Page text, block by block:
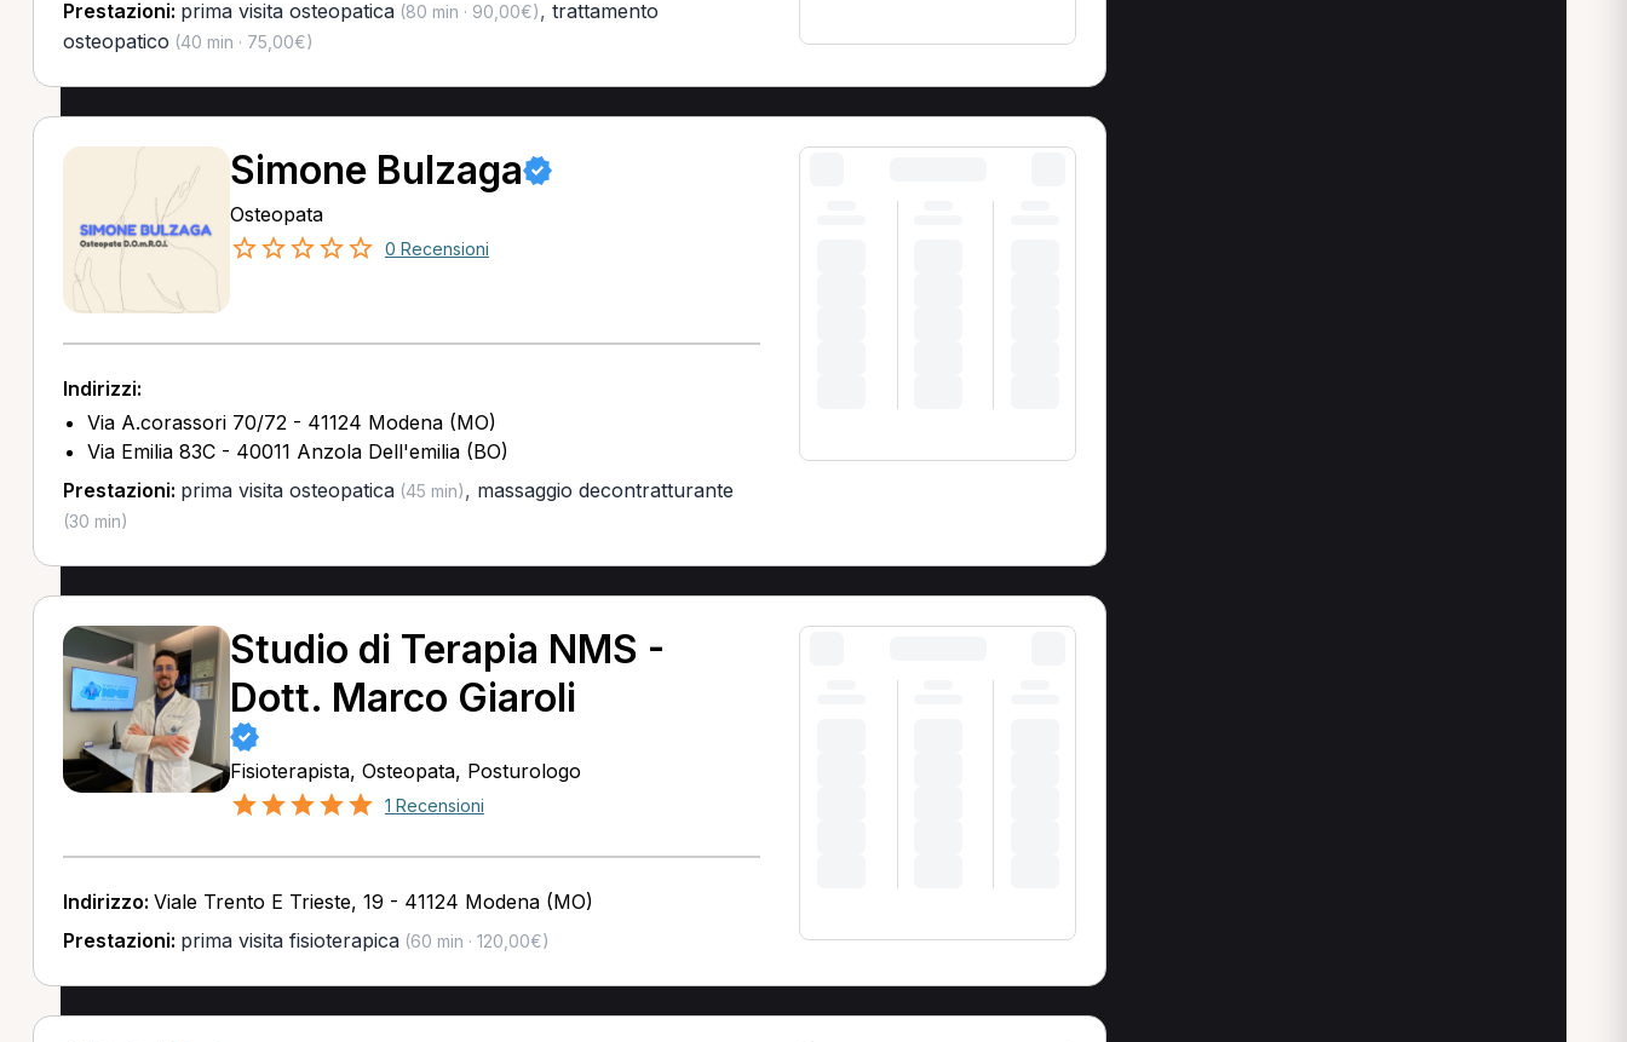
Prestazioni: prima visita osteopatica(80 min · 90,00€), trattamento
osteopatico (40 min · 75,00€)
Simone Bulzaga
Osteopata
0 Recensioni
Indirizzi:
Via A.corassori 70/72 - 41124 Modena (MO)
Via Emilia 83C - 40011 Anzola Dell'emilia (BO)
Prestazioni: prima visita osteopatica(45 min), massaggio decontratturante
(30 min)
Studio di Terapia NMS -
Dott. Marco Giaroli
Fisioterapista, Osteopata, Posturologo
1 Recensioni
Indirizzo: Viale Trento E Trieste, 19 - 41124 Modena (MO)
Prestazioni: prima visita fisioterapica(60 min · 120,00€)